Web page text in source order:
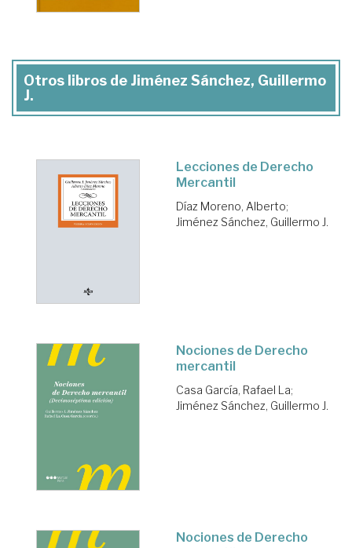
Otros libros de Jiménez Sánchez, Guillermo
J.
Lecciones de Derecho
Mercantil
Díaz Moreno, Alberto;
Jiménez Sánchez, Guillermo J.
Nociones de Derecho
mercantil
Casa García, Rafael La;
Jiménez Sánchez, Guillermo J.
Nociones de Derecho